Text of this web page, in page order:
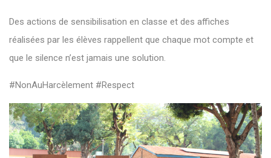
Des actions de sensibilisation en classe et des affiches
réalisées par les élèves rappellent que chaque mot compte et
que le silence n’est jamais une solution.
#NonAuHarcèlement #Respect